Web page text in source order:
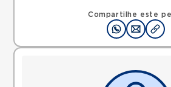
Compartilhe este